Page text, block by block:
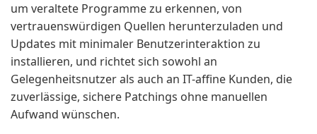
um veraltete Programme zu erkennen, von
vertrauenswürdigen Quellen herunterzuladen und
Updates mit minimaler Benutzerinteraktion zu
installieren, und richtet sich sowohl an
Gelegenheitsnutzer als auch an IT-affine Kunden, die
zuverlässige, sichere Patchings ohne manuellen
Aufwand wünschen.